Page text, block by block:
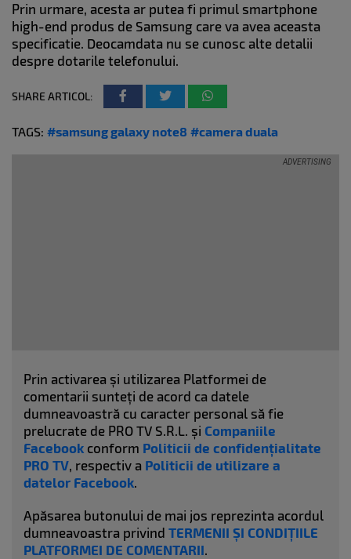
Prin urmare, acesta ar putea fi primul smartphone
high-end produs de Samsung care va avea aceasta
specificatie. Deocamdata nu se cunosc alte detalii
despre dotarile telefonului.
SHARE ARTICOL:
TAGS: #samsung galaxy note8 #camera duala
Prin activarea și utilizarea Platformei de
comentarii sunteți de acord ca datele
dumneavoastră cu caracter personal să fie
prelucrate de PRO TV S.R.L. și Companiile
Facebook conform Politicii de confidențialitate
PRO TV, respectiv a Politicii de utilizare a
datelor Facebook.
Apăsarea butonului de mai jos reprezinta acordul
dumneavoastra privind TERMENII ȘI CONDIȚIILE
PLATFORMEI DE COMENTARII.